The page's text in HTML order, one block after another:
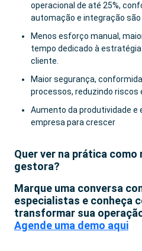
operacional de até 25%,
automação e integração
Menos esforço manual,
tempo dedicado à
cliente.
Maior segurança,
processos, reduzindo riscos
Aumento da produtividade e
empresa para crescer
Quer ver na prática como
gestora?
Marque uma conversa
especialistas e conheça
transformar sua
Agende uma demo aqui